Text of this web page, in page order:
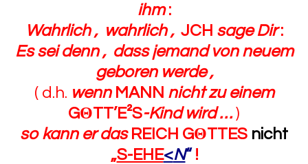
ihm:
Wahrlich , wahrlich ,JCH sage Dir:
Es sei denn , dass jemand von neuem
geboren werde ,
( d.h. wenn MANN nicht zu einem
GΘTT’E²S-Kind wird …)
so kann er dasREICH GΘTTES nicht
„S-EHE<N“ !